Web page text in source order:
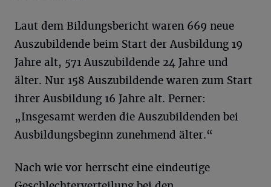
Laut dem Bildungsbericht waren 669 neue
Auszubildende beim Start der Ausbildung 19
Jahre alt, 571 Auszubildende 24 Jahre und
älter. Nur 158 Auszubildende waren zum Start
ihrer Ausbildung 16 Jahre alt. Perner:
„Insgesamt werden die Auszubildenden bei
Ausbildungsbeginn zunehmend älter.“
Nach wie vor herrscht eine eindeutige